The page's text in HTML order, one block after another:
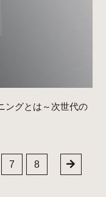
ングとは～次世代の
7 8